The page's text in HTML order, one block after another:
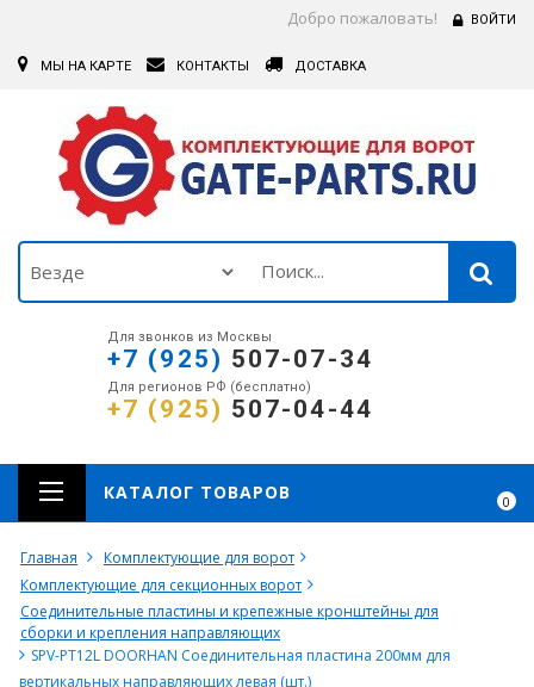
Добро пожаловать! ВОЙТИ
МЫ НА КАРТЕ КОНТАКТЫ ДОСТАВКА
Для звонков из Москвы
+7 (925) 507-07-34
Для регионов РФ (бесплатно)
+7 (925) 507-04-44
0
КАТАЛОГ ТОВАРОВ
Главная
Комплектующие для ворот
Комплектующие для секционных ворот
Соединительные пластины и крепежные кронштейны для
сборки и крепления направляющих
SPV-PT12L DOORHAN Соединительная пластина 200мм для
вертикальных направляющих левая (шт.)